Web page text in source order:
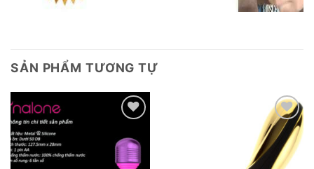
SẢN PHẨM TƯƠNG TỰ
Add to
wishlist
Add to
wishlist